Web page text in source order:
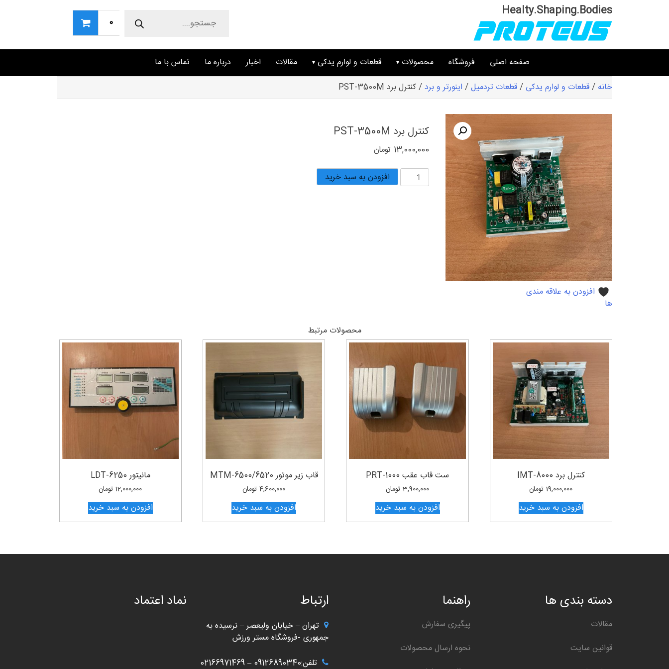
Healty.Shaping.Bodies
search
0
صفحه اصلی فروشگاه محصولات قطعات و لوارم یدکی مقالات اخبار درباره ما
تماس با ما
خانه /قطعات و لوارم یدکی /قطعات تردمیل/ اینورتر و برد/ کنترل برد PST-3500M
افزودن به علاقه مندی
ها
کنترل برد PST-3500M
13,000,000 تومان
کنترل
برد
افزودن به سبد خرید
محصولات مرتبط
کنترل برد IMT-8000
19,000,000 تومان
افزودن به سبد خرید
ست قاب عقب PRT-1000
3,900,000 تومان
افزودن به سبد خرید
قاب زیر موتور MTM-6500/6520
4,600,000 تومان
افزودن به سبد خرید
مانیتور LDT-6250
12,000,000 تومان
افزودن به سبد خرید
دسته بندی ها
مقالات
قوانین سایت
راهنما
پیگیری سفارش
نحوه ارسال محصولات
ارتباط
تهران – خیابان ولیعصر – نرسیده به
جمهوری -فروشگاه مستر ورزش
تلفن:09126890340 – 02166971469
نماد اعتماد